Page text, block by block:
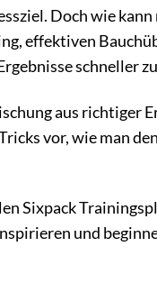
Doch wie
effektiven
schneller
aus richtiger
vor, wie man
Sixpack
und